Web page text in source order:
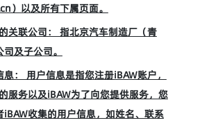
）以及所有下属页面。
关联公司： 指北京汽车制造厂（青
及子公司。
息： 用户信息是指您注册iBAW账户，
服务以及iBAW为了向您提供服务，您
iBAW收集的用户信息，如姓名、联系